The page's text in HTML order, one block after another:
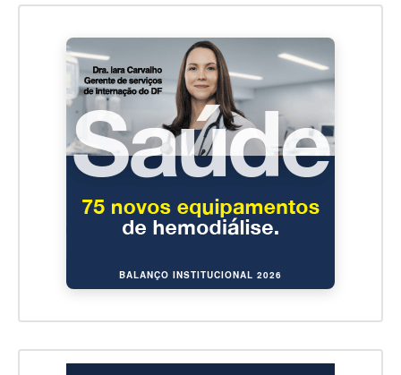
BALANÇO INSTITUCIONAL 2026